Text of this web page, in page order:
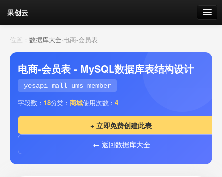
果创云
数据表单
API接口
云存储
我的
套餐 加流量
位置： 数据库大全›电商-会员表
电商-会员表 - MySQL数据库表结构设计
yesapi_mall_ums_member
字段数： 18分类： 商城使用次数： 4
+ 立即免费创建此表
← 返回数据库大全